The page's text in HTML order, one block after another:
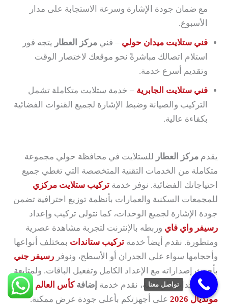
مع ضمان جودة الإشارة وسرعة الاستجابة على مدار
الأسبوع.
فني ستلايت ميدان حولي – فني مركز العطار يتجه فور
استلام اتصالك مباشرةً نحو موقعك لاختصار الوقت
وتقديم أسرع خدمة.
فني ستلايت الجابرية – خدمة ستلايت متكاملة تشمل
التركيب والصيانة وضبط الإشارة لجميع القنوات الفضائية
بكفاءة عالية.
يقدم مركز العطار للستلايت في محافظة حولي مجموعة
متكاملة من الخدمات التقنية المتخصصة التي تغطي جميع
احتياجاتك الفضائية. نوفر خدمة تركيب ستلايت مركزي
للمجمعات السكنية والعمارات بأنظمة توزيع احترافية تضمن
جودة الإشارة لجميع الوحدات، كما نتولى تركيب وإعداد
رسيفر واي فاي وربطه بالإنترنت لتجربة مشاهدة عصرية
ومتطورة. نقدم أيضاً خدمة تركيب ستاندات بمختلف أنواعها
وأحجامها سواء على الجدران أو الأسطح، ونوفر رسيفر جني
بأحدث إصداراته مع الإعداد الكامل وتفعيل الباقات. ولمتابعة
أكبر الأحداث الرياضية، نقدم خدمة إضافةكأس العالم
مونديال 2026
على أجهزتكم بأعلى جودة عرض ممكنة.
تواصل معنا